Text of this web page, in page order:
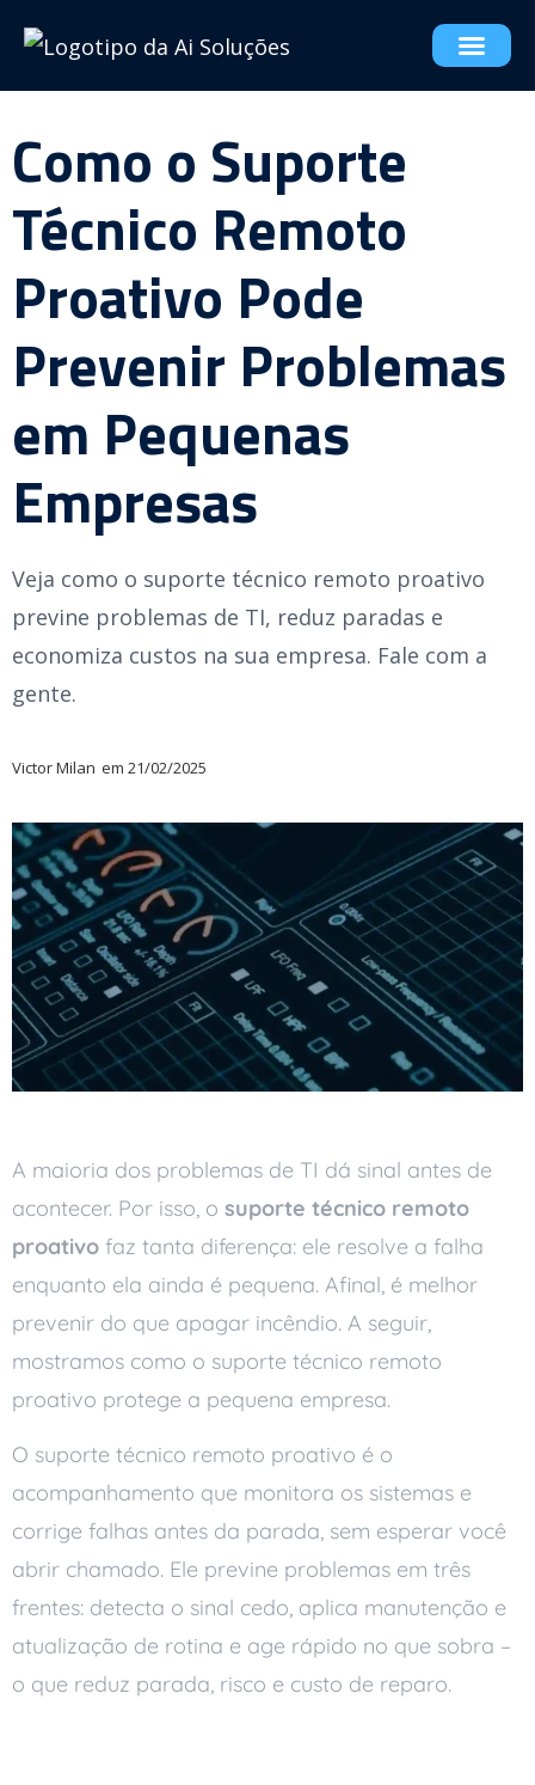
Como o Suporte
Técnico Remoto
Proativo Pode
Prevenir Problemas
em Pequenas
Empresas
Veja como o suporte técnico remoto proativo
previne problemas de TI, reduz paradas e
economiza custos na sua empresa. Fale com a
gente.
Victor Milan em 21/02/2025
A maioria dos problemas de TI dá sinal antes de
acontecer. Por isso, o suporte técnico remoto
proativo faz tanta diferença: ele resolve a falha
enquanto ela ainda é pequena. Afinal, é melhor
prevenir do que apagar incêndio. A seguir,
mostramos como o suporte técnico remoto
proativo protege a pequena empresa.
O suporte técnico remoto proativo é o
acompanhamento que monitora os sistemas e
corrige falhas antes da parada, sem esperar você
abrir chamado. Ele previne problemas em três
frentes: detecta o sinal cedo, aplica manutenção e
atualização de rotina e age rápido no que sobra –
o que reduz parada, risco e custo de reparo.